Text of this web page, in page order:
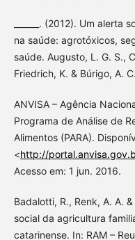
______. (2012). Um
na saúde: agrotóxicos,
saúde. Augusto, L. G. S.,
Friedrich, K. & Búrigo, A.
ANVISA – Agência
Programa de Análise de
Alimentos (PARA).
<http://
Acesso em: 1 jun. 2016.
Badalotti, R., Renk, A. A.
social da agricultura
catarinense. In: RAM –